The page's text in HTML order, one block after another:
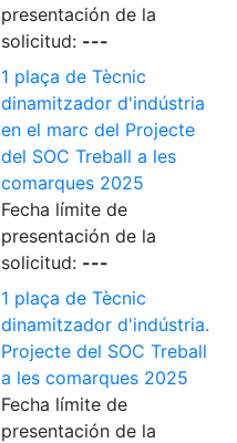
presentación de la
solicitud: ---
1 plaça de Tècnic
dinamitzador d'indústria
en el marc del Projecte
del SOC Treball a les
comarques 2025
Fecha límite de
presentación de la
solicitud: ---
1 plaça de Tècnic
dinamitzador d'indústria.
Projecte del SOC Treball
a les comarques 2025
Fecha límite de
presentación de la